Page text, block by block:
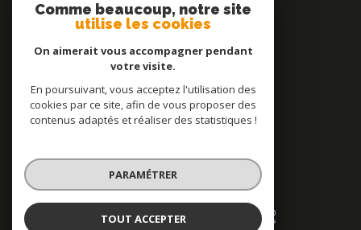
Nos honoraires
Cookies
© 2026 | Tous droits réservés
Réalisé par
Comme beaucoup, notre site
utilise les cookies
On aimerait vous accompagner pendant
votre visite.
En poursuivant, vous acceptez l'utilisation des
cookies par ce site, afin de vous proposer des
contenus adaptés et réaliser des statistiques !
PARAMÉTRER
TOUT ACCEPTER